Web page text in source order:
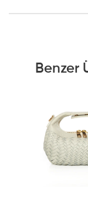
Benzer
Ürünü